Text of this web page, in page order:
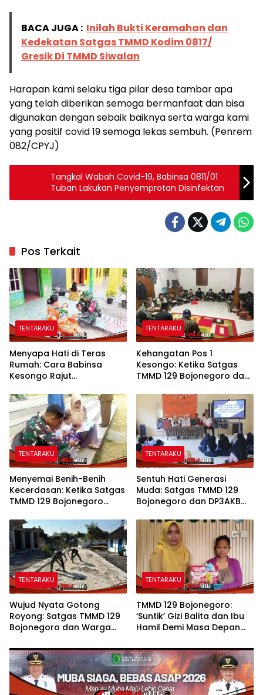
BACA JUGA : Inilah Bukti Keramahan dan
Kedekatan Satgas TMMD Kodim 0817/
Gresik Di TMMD Siwalan
Harapan kami selaku tiga pilar desa tambar apa
yang telah diberikan semoga bermanfaat dan bisa
digunakan dengan sebaik baiknya serta warga kami
yang positif covid 19 semoga lekas sembuh. (Penrem
082/CPYJ)
Tangkal Wabah Covid-19, Babinsa 0811/01
Tuban Lakukan Penyemprotan Disinfektan
Pos Terkait
TENTARAKU
Menyapa Hati di Teras
Rumah: Cara Babinsa
Kesongo Rajut
Bojonegoro
TENTARAKU
Kehangatan Pos 1
Kesongo: Ketika Satgas
TMMD 129 Bojonegoro dan
Sekat
TENTARAKU
Menyemai Benih-Benih
Kecerdasan: Ketika Satgas
TMMD 129 Bojonegoro
Anak-Anak Kesongo
TENTARAKU
Sentuh Hati Generasi
Muda: Satgas TMMD 129
Bojonegoro dan DP3AKB
Kesehatan Reproduksi di
Kesongo
TENTARAKU
Wujud Nyata Gotong
Royong: Satgas TMMD 129
Bojonegoro dan Warga
Drainase demi Keawetan
Jalan Desa
TENTARAKU
TMMD 129 Bojonegoro:
‘Suntik’ Gizi Balita dan Ibu
Hamil Demi Masa Depan